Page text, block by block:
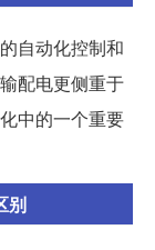
自动化控制和
配电更侧重于
中的一个重要
别